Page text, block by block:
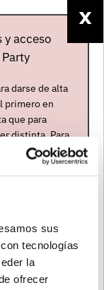
sus
tecnologías
la
ofrecer
moderno abierta
quien quiera
techno
citado
será el eje de
y el que les
que allí fue
más:“Dr.
X
y acceso
darse de alta
primero en
que para
distinta. Para